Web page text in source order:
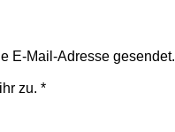
E-Mail-Adresse gesendet.
zu. *